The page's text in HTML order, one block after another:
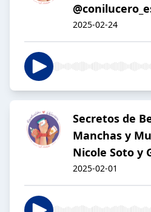
2025-02-24
Secretos de
Manchas y
Nicole Soto y
2025-02-01